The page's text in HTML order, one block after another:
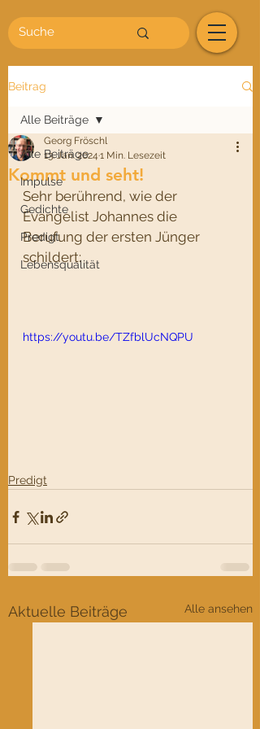
Beitrag
Alle Beiträge
Impulse
Gedichte
Predigt
Lebensqualität
Alle Beiträge
Kommt und seht!
Georg Fröschl
13. Jan. 2024 1 Min. Lesezeit
Sehr berührend, wie der
Evangelist Johannes die
Berufung der ersten Jünger
schildert:
https://youtu.be/TZfblUcNQPU
Predigt
Aktuelle Beiträge Alle ansehen